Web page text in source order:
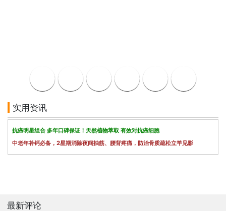
实用资讯
抗癌明星组合 多年口碑保证！天然植物萃取 有效对抗癌细胞
中老年补钙必备，2星期消除夜间抽筋、腰背疼痛，防治骨质疏松立竿见影
最新评论